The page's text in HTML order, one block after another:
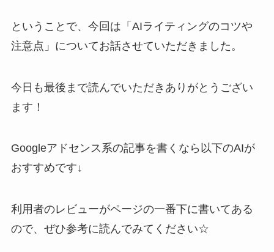
ということで、今回は「AIライティングのコツや
注意点」についてお話させていただきました。
今日も最後まで読んでいただきありがとうござい
ます！
Googleアドセンス系の記事を書くなら以下のAIが
おすすめです↓
利用者のレビューがページの一番下に書いてある
ので、ぜひ参考に読んでみてください☆